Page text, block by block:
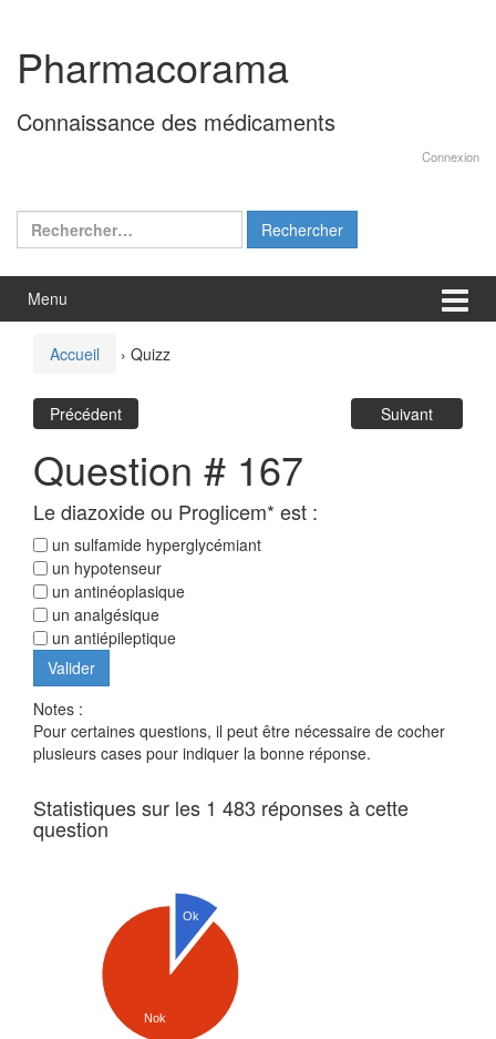
contenu
menu
principal
Pharmacorama
Connaissance des médicaments
Connexion
Rechercher :
Menu
Accueil › Quizz
Précédent Suivant
Question # 167
Le diazoxide ou Proglicem* est :
un sulfamide hyperglycémiant
un hypotenseur
un antinéoplasique
un analgésique
un antiépileptique
Notes :
Pour certaines questions, il peut être nécessaire de cocher
plusieurs cases pour indiquer la bonne réponse.
Statistiques sur les 1 483 réponses à cette
question
Ok
Nok